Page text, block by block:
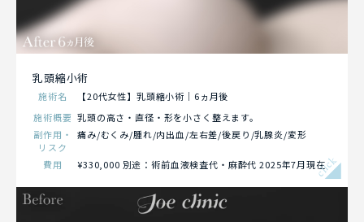
乳頭縮小術
施術名
【20代女性】乳頭縮小術｜6ヵ月後
施術概要 乳頭の高さ・直径・形を小さく整えます。
副作用・
リスク
痛み/むくみ/腫れ/内出血/左右差/後戻り/乳腺炎/変形
費用 ¥330,000 別途：術前血液検査代・麻酔代 2025年7月現在click